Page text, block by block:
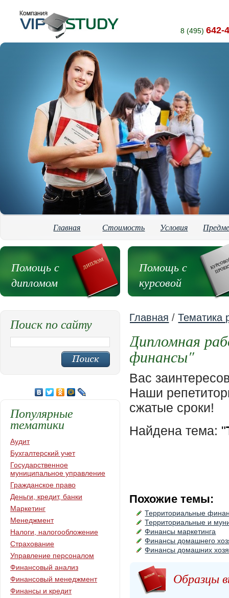
8 (495) 642-
Главная Стоимость Условия
Помощь с
дипломом
Помощь с
курсовой
Главная /Тематика
Дипломная
финансы"
Вас
Наши
сжатые сроки!
Найдена тема: "
Похожие темы:
Территориальные
Территориальные и
Финансы маркетинга
Финансы домашнего
Финансы домашних
Образцы
Поиск по сайту
Популярные
тематики
Аудит
Бухгалтерский учет
Государственное
муниципальное управление
Гражданское право
Деньги, кредит, банки
Маркетинг
Менеджмент
Налоги, налогообложение
Страхование
Управление персоналом
Финансовый анализ
Финансовый менеджмент
Финансы и кредит